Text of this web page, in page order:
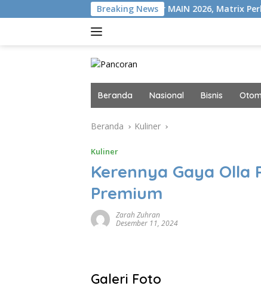
ke
Breaking News
Gelar MAIN 2026, Matrix Perkuat
Beranda Nasional Bisnis
Beranda Kuliner
Kuliner
Kerennya Gaya Olla
Premium
Zarah Zuhran
Desember 11, 2024
Galeri Foto